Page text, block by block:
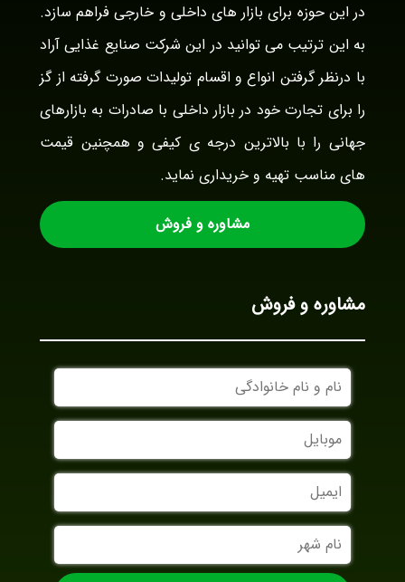
در این حوزه برای بازار های داخلی و خارجی فراهم سازد.
به این ترتیب می توانید در این شرکت صنایع غذایی آراد
با درنظر گرفتن انواع و اقسام تولیدات صورت گرفته از گز
را برای تجارت خود در بازار داخلی با صادرات به بازارهای
جهانی را با بالاترین درجه ی کیفی و همچنین قیمت
های مناسب تهیه و خریداری نماید.
مشاوره و فروش
مشاوره و فروش
نام
و
نام
خانوادگی
موبایل
ایمیل
نام
شهر